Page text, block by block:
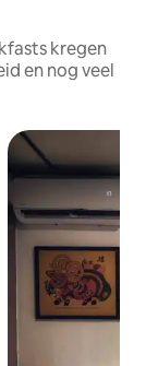
kregen
en nog veel